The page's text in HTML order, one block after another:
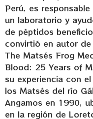
Perú, es
un laboratorio y
de péptidos
convirtió en autor
The Matsés Frog
Blood: 25 Years of
su experiencia con
los Matsés del río
Angamos en 1990,
en la región de